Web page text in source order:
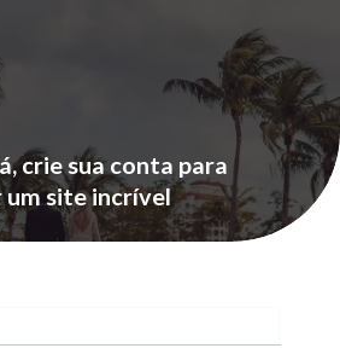
crie sua conta para
site incrível